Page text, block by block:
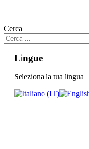
Cerca
Lingue
Seleziona la tua lingua